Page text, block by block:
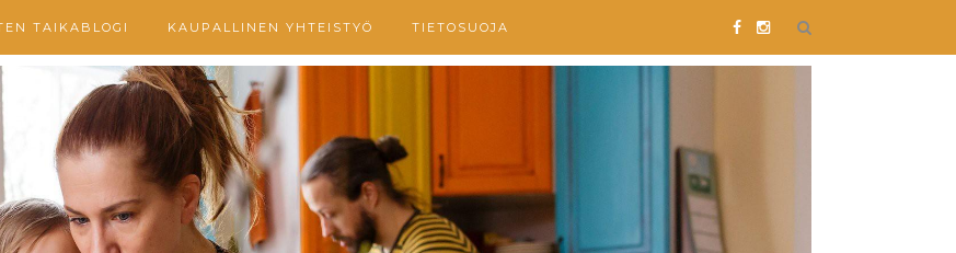
TAIKABLOGI KAUPALLINEN YHTEISTYÖ TIETOSUOJA